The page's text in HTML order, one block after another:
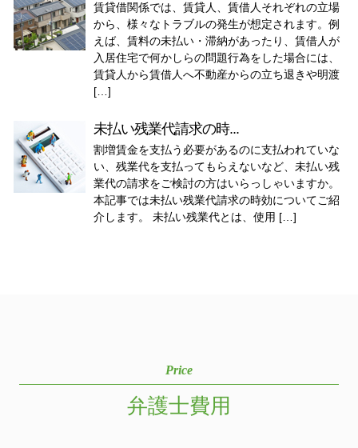
賃貸借関係では、賃貸人、賃借人それぞれの立場
から、様々なトラブルの発生が想定されます。例
えば、賃料の未払い・滞納があったり、賃借人が
入居住宅で何かしらの問題行為をした場合には、
賃貸人から賃借人へ不動産からの立ち退きや明渡
[…]
未払い残業代請求の時...
割増賃金を支払う必要があるのに支払われていな
い、残業代を支払ってもらえないなど、未払い残
業代の請求をご検討の方はいらっしゃいますか。
本記事では未払い残業代請求の時効についてご紹
介します。 未払い残業代とは、使用 […]
Price
弁護士費用